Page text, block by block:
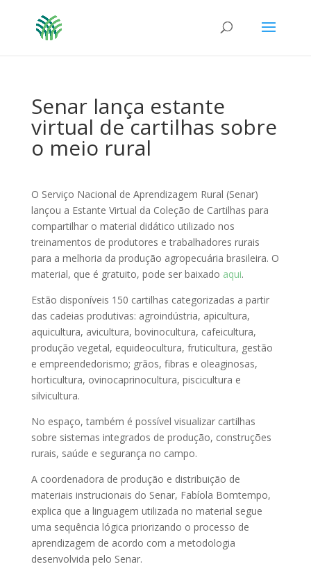
Senar lança estante
virtual de cartilhas sobre
o meio rural
O Serviço Nacional de Aprendizagem Rural (Senar)
lançou a Estante Virtual da Coleção de Cartilhas para
compartilhar o material didático utilizado nos
treinamentos de produtores e trabalhadores rurais
para a melhoria da produção agropecuária brasileira. O
material, que é gratuito, pode ser baixado aqui.
Estão disponíveis 150 cartilhas categorizadas a partir
das cadeias produtivas: agroindústria, apicultura,
aquicultura, avicultura, bovinocultura, cafeicultura,
produção vegetal, equideocultura, fruticultura, gestão
e empreendedorismo; grãos, fibras e oleaginosas,
horticultura, ovinocaprinocultura, piscicultura e
silvicultura.
No espaço, também é possível visualizar cartilhas
sobre sistemas integrados de produção, construções
rurais, saúde e segurança no campo.
A coordenadora de produção e distribuição de
materiais instrucionais do Senar, Fabíola Bomtempo,
explica que a linguagem utilizada no material segue
uma sequência lógica priorizando o processo de
aprendizagem de acordo com a metodologia
desenvolvida pelo Senar.